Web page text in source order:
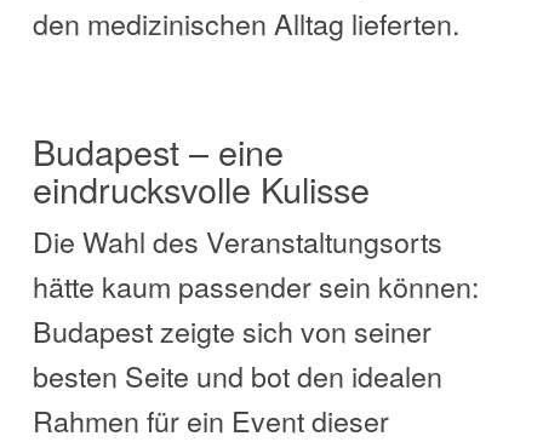
den medizinischen Alltag lieferten.
Budapest – eine
eindrucksvolle Kulisse
Die Wahl des Veranstaltungsorts
hätte kaum passender sein können:
Budapest zeigte sich von seiner
besten Seite und bot den idealen
Rahmen für ein Event dieser